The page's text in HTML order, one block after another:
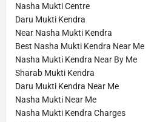
Nasha Mukti Centre
Daru Mukti Kendra
Near Nasha Mukti Kendra
Best Nasha Mukti Kendra Near Me
Nasha Mukti Kendra Near By Me
Sharab Mukti Kendra
Daru Mukti Kendra Near Me
Nasha Mukti Near Me
Nasha Mukti Kendra Charges